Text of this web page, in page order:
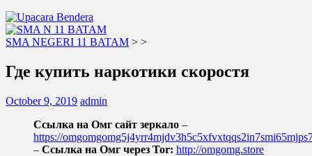
SMA NEGERI 11 BATAM > >
Где купить наркотики скоростя
October 9, 2019 admin
Ссылка на Омг сайт зеркало –
https://
– Ссылка на Омг через Tor: http://omgomg.store